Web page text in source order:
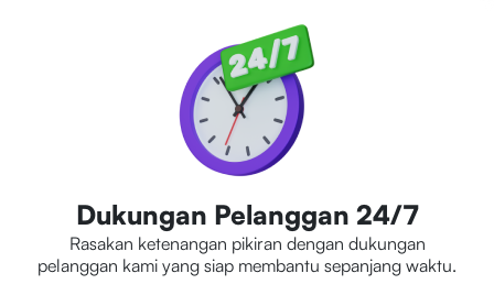
Dukungan Pelanggan 24/7
Rasakan ketenangan pikiran dengan dukungan
pelanggan kami yang siap membantu sepanjang waktu.